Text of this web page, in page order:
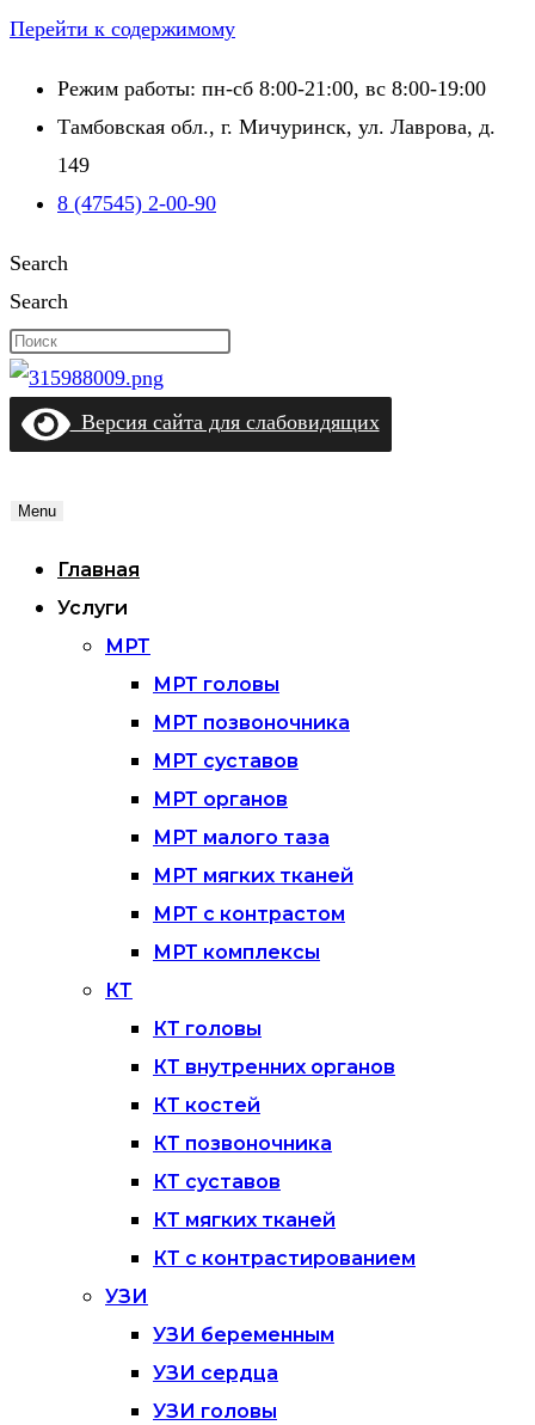
Перейти к содержимому
Режим работы: пн-сб 8:00-21:00, вс 8:00-19:00
Тамбовская обл., г. Мичуринск, ул. Лаврова, д.
149
8 (47545) 2-00-90
Search
Search
Версия сайта для слабовидящих
Menu
Главная
Услуги
МРТ
МРТ головы
МРТ позвоночника
МРТ суставов
МРТ органов
МРТ малого таза
МРТ мягких тканей
МРТ с контрастом
МРТ комплексы
КТ
КТ головы
КТ внутренних органов
КТ костей
КТ позвоночника
КТ суставов
КТ мягких тканей
КТ с контрастированием
УЗИ
УЗИ беременным
УЗИ сердца
УЗИ головы